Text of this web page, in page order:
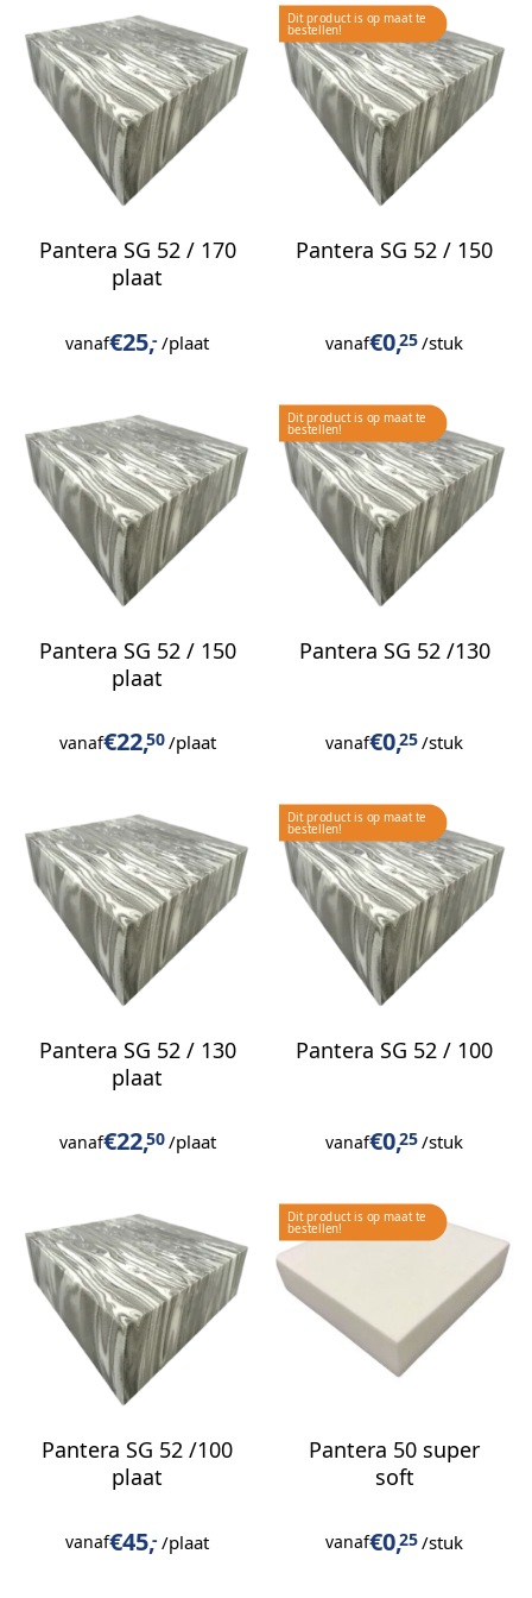
Pantera SG 52 / 170
plaat
vanaf€25,- /plaat
Pantera SG 52 / 150
vanaf€0,25/stuk
Pantera SG 52 / 150
plaat
vanaf€22,50/plaat
Pantera SG 52 /130
vanaf€0,25/stuk
Pantera SG 52 / 130
plaat
vanaf€22,50/plaat
Pantera SG 52 / 100
vanaf€0,25/stuk
Pantera SG 52 /100
plaat
vanaf€45,- /plaat
Pantera 50 super
soft
vanaf€0,25/stuk